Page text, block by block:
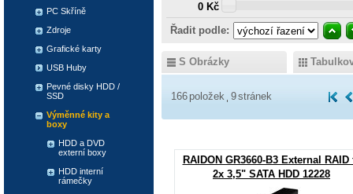
0 Kč
Řadit podle:
S Obrázky
166 položek 9stránek
RAIDON GR3660-B3 External RAID
2x 3,5" SATA HDD 12228
PC Skříně
Zdroje
Grafické karty
USB Huby
Pevné disky HDD /
SSD
Výměnné kity a
boxy
HDD a DVD
externí boxy
HDD interní
rámečky